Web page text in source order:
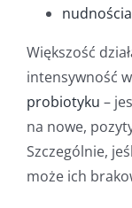
Większość
intensywność
probiotyku –
na nowe,
Szczególnie,
może ich